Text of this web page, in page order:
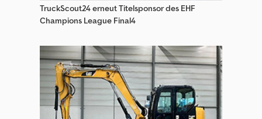
Steinbock Frontstapler
Steinbock Geländestapler
Steinbock Hochhubwagen
Steinbock Kommissionierer
TruckScout24 erneut Titelsponsor des EHF
Champions League Final4